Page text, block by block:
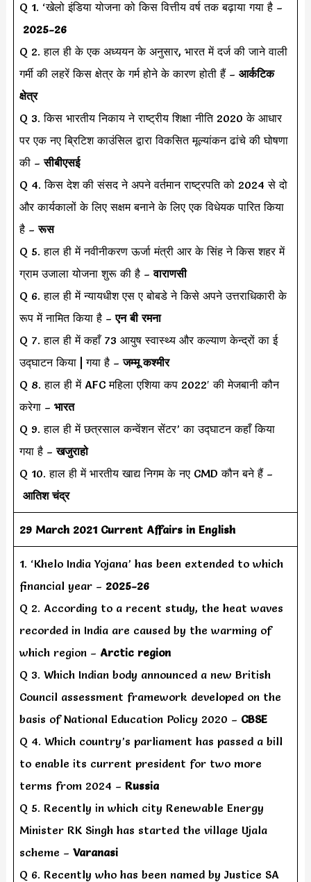
Q 1. ‘खेलो इंडिया योजना को किस वित्तीय वर्ष तक बढ़ाया गया है –
2025-26
Q 2. हाल ही के एक अध्ययन के अनुसार, भारत में दर्ज की जाने वाली
गर्मी की लहरें किस क्षेत्र के गर्म होने के कारण होती हैं – आर्कटिक
क्षेत्र
Q 3. किस भारतीय निकाय ने राष्ट्रीय शिक्षा नीति 2020 के आधार
पर एक नए ब्रिटिश काउंसिल द्वारा विकसित मूल्यांकन ढांचे की घोषणा
की –सीबीएसई
Q 4. किस देश की संसद ने अपने वर्तमान राष्ट्रपति को 2024 से दो
और कार्यकालों के लिए सक्षम बनाने के लिए एक विधेयक पारित किया
है –रूस
Q 5. हाल ही में नवीनीकरण ऊर्जा मंत्री आर के सिंह ने किस शहर में
ग्राम उजाला योजना शुरू की है –वाराणसी
Q 6. हाल ही में न्यायधीश एस ए बोबडे ने किसे अपने उत्तराधिकारी के
रूप में नामित किया है – एन बी रमना
Q 7. हाल ही में कहाँ 73 आयुष स्वास्थ्य और कल्याण केन्द्रों का ई
उद्घाटन किया | गया है –जम्मू कश्मीर
Q 8. हाल ही में AFC महिला एशिया कप 2022′ की मेजबानी कौन
करेगा – भारत
Q 9. हाल ही में छत्रसाल कन्वेंशन सेंटर’ का उद्घाटन कहाँ किया
गया है –खजुराहो
Q 10. हाल ही में भारतीय खाद्य निगम के नए CMD कौन बने हैं –
आतिश चंद्र
29 March 2021 Current Affairs in English
1. ‘Khelo India Yojana’ has been extended to which
financial year – 2025-26
Q 2. According to a recent study, the heat waves
recorded in India are caused by the warming of
which region – Arctic region
Q 3. Which Indian body announced a new British
Council assessment framework developed on the
basis of National Education Policy 2020 – CBSE
Q 4. Which country’s parliament has passed a bill
to enable its current president for two more
terms from 2024 – Russia
Q 5. Recently in which city Renewable Energy
Minister RK Singh has started the village Ujala
scheme – Varanasi
Q 6. Recently who has been named by Justice SA